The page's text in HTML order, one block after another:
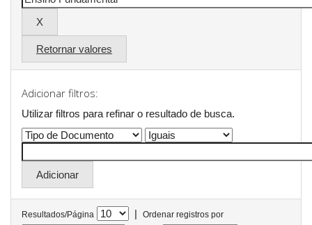
Retornar valores
Adicionar filtros:
Utilizar filtros para refinar o resultado de busca.
Resultados/Página |
Ordenar registros por